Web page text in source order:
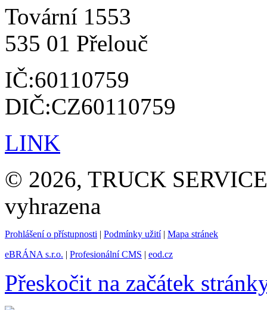
Tovární 1553
535 01 Přelouč
IČ:60110759
DIČ:CZ60110759
LINK
© 2026, TRUCK
vyhrazena
Prohlášení o přístupnosti | Podmínky užití| Mapa stránek
eBRÁNA s.r.o. | Profesionální CMS | eod.cz
Přeskočit na začátek